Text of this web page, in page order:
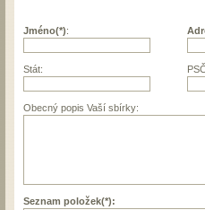
Jméno(*):
Stát:
Obecný popis Vaší sbírky:
Seznam položek(*):